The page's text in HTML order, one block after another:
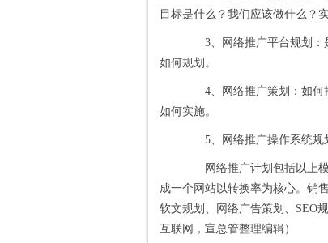
目标是什么？我们应该做什么？
3、网络推广平台规划：是
如何规划。
4、网络推广策划：如何推
如何实施。
5、网络推广操作系统规划
网络推广计划包括以上模
成一个网站以转换率为核心。销
软文规划、网络广告策划、SEO
互联网，宣总管整理编辑）